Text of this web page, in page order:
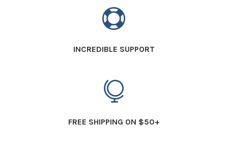

INCREDIBLE SUPPORT

FREE SHIPPING ON $50+